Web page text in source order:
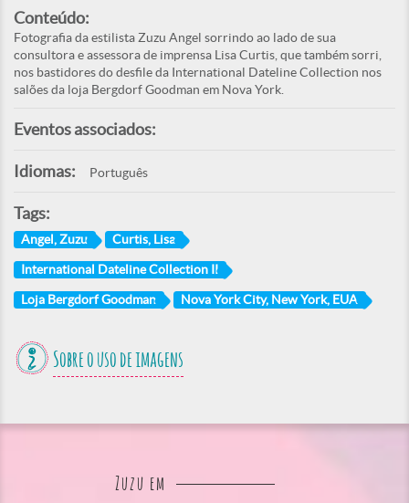
Conteúdo:
Fotografia da estilista Zuzu Angel sorrindo ao lado de sua
consultora e assessora de imprensa Lisa Curtis, que também sorri,
nos bastidores do desfile da International Dateline Collection nos
salões da loja Bergdorf Goodman em Nova York.
Eventos associados:
Idiomas: Português
Tags:
Angel, Zuzu Curtis, Lisa
International Dateline Collection II
Loja Bergdorf Goodman Nova York City, New York, EUA
Sobre o uso de imagens
Zuzu em